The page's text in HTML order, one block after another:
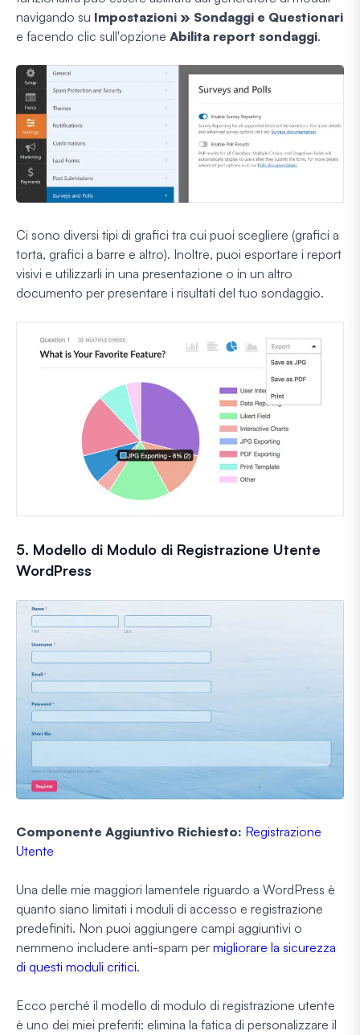
navigando su Impostazioni » Sondaggi e Questionari
e facendo clic sull'opzione Abilita report sondaggi.
Ci sono diversi tipi di grafici tra cui puoi scegliere (grafici a
torta, grafici a barre e altro). Inoltre, puoi esportare i report
visivi e utilizzarli in una presentazione o in un altro
documento per presentare i risultati del tuo sondaggio.
5. Modello di Modulo di Registrazione Utente
WordPress
Componente Aggiuntivo Richiesto: Registrazione
Utente
Una delle mie maggiori lamentele riguardo a WordPress è
quanto siano limitati i moduli di accesso e registrazione
predefiniti. Non puoi aggiungere campi aggiuntivi o
nemmeno includere anti-spam per migliorare la sicurezza
di questi moduli critici.
Ecco perché il modello di modulo di registrazione utente
è uno dei miei preferiti: elimina la fatica di personalizzare il